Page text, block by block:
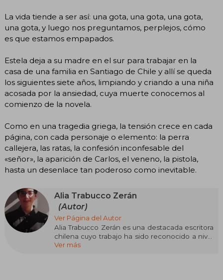
La vida tiende a ser así: una gota, una gota, una gota,
una gota, y luego nos preguntamos, perplejos, cómo
es que estamos empapados.
Estela deja a su madre en el sur para trabajar en la
casa de una familia en Santiago de Chile y allí se queda
los siguientes siete años, limpiando y criando a una niña
acosada por la ansiedad, cuya muerte conocemos al
comienzo de la novela.
Como en una tragedia griega, la tensión crece en cada
página, con cada personaje o elemento: la perra
callejera, las ratas, la confesión inconfesable del
«señor», la aparición de Carlos, el veneno, la pistola,
hasta un desenlace tan poderoso como inevitable.
Alia Trabucco Zerán
(Autor)
Ver Página del Autor
Alia Trabucco Zerán es una destacada escritora
chilena cuyo trabajo ha sido reconocido a nivel
internacional por su estilo audaz, reflexivo y
Ver más